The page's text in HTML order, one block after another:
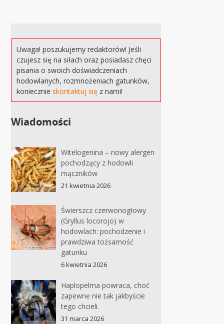
Uwaga! poszukujemy redaktorów! Jeśli
czujesz się na siłach oraz posiadasz chęci
pisania o swoich doświadczeniach
hodowlanych, rozmnożeniach gatunków,
koniecznieskontaktuj się z nami!
Wiadomości
Witelogenina – nowy alergen
pochodzący z hodowli
mączników
21 kwietnia 2026
Świerszcz czerwonogłowy
(Gryllus locorojo) w
hodowlach: pochodzenie i
prawdziwa tożsamość
gatunku
6 kwietnia 2026
Haplopelma powraca, choć
zapewne nie tak jakbyście
tego chcieli.
31 marca 2026